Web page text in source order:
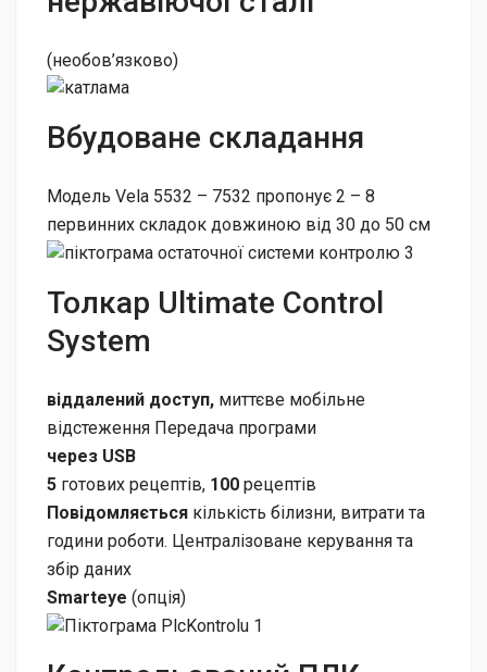
(необов’язково)
Вбудоване складання
Модель Vela 5532 – 7532 пропонує 2 – 8
первинних складок довжиною від 30 до 50 см
Толкар Ultimate Control
System
віддалений доступ, миттєве мобільне
відстеження Передача програми
через USB
5 готових рецептів, 100 рецептів
Повідомляється кількість білизни, витрати та
години роботи. Централізоване керування та
збір даних
Smarteye (опція)